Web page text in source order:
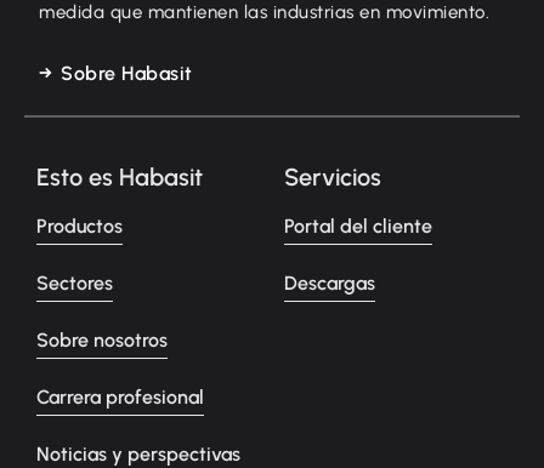
medida que mantienen las industrias en movimiento.
Sobre Habasit
Esto es Habasit
Productos
Sectores
Sobre nosotros
Carrera profesional
Noticias y perspectivas
Servicios
Portal del cliente
Descargas